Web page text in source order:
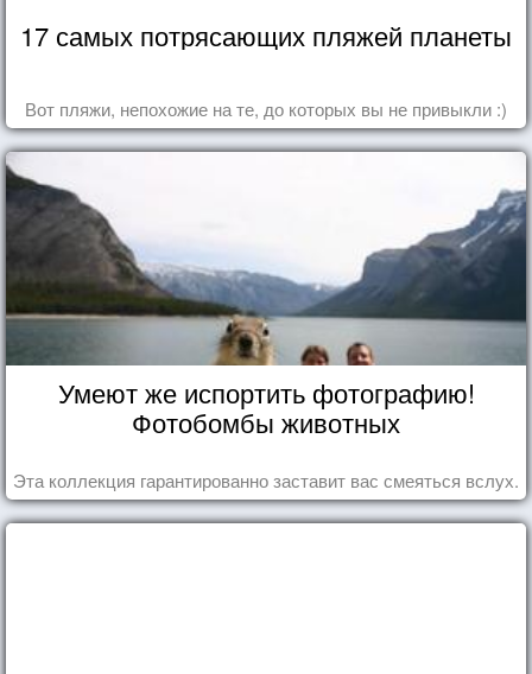
17 самых потрясающих пляжей планеты
Вот пляжи, непохожие на те, до которых вы не привыкли :)
Умеют же испортить фотографию!
Фотобомбы животных
Эта коллекция гарантированно заставит вас смеяться вслух.